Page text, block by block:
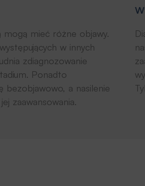
mieć różne objawy.
w innych
zdiagnozowanie
Ponadto
bezobjawowo, a nasilenie
zaawansowania.